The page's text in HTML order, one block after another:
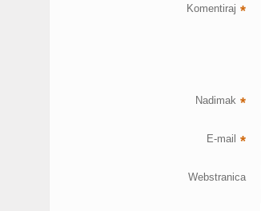
Komentiraj *
Nadimak *
E-mail *
Webstranica